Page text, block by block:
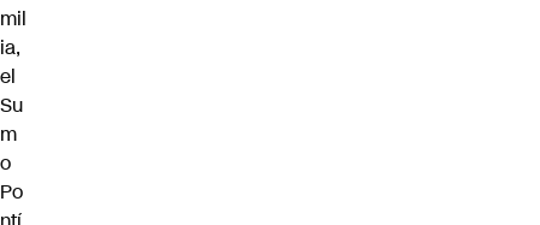
mil
ia,
el
Su
m
o
Po